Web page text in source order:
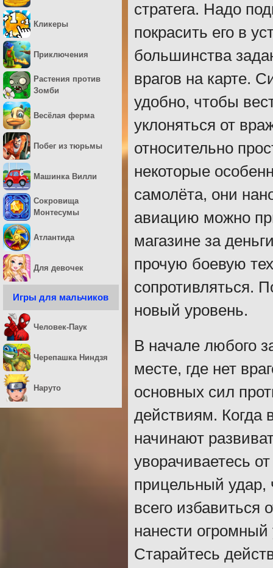
стратега. Надо
покрасить его в
большинства
врагов на карте.
удобно, чтобы
уклоняться от
относительно
некоторые
самолёта, они
авиацию можно
магазине за
прочую боевую
сопротивляться.
новый уровень.
В начале любого
месте, где нет
основных сил
действиям. Когда
начинают
уворачиваетесь
прицельный удар,
всего
нанести огромный
Старайтесь
Кликеры
Приключения
Растения против
Зомби
Весёлая ферма
Побег из тюрьмы
Машинка Вилли
Сокровища
Монтесумы
Атлантида
Для девочек
Игры для мальчиков
Человек-Паук
Черепашка Ниндзя
Наруто